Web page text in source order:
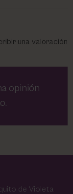
una valoración
opinión
de Violeta